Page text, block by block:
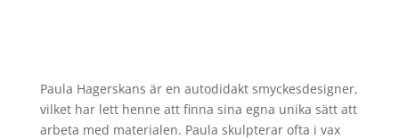
Paula Hagerskans är en autodidakt smyckesdesigner,
vilket har lett henne att finna sina egna unika sätt att
arbeta med materialen. Paula skulpterar ofta i vax